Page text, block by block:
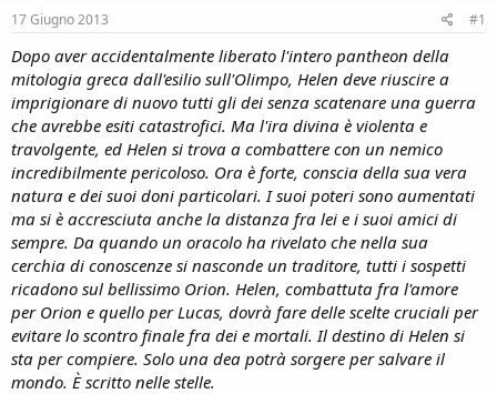
r
e
D
i
s
c
u
s
s
i
n
e
i
n
i
i
o
17 Giugno 2013 #1
Dopo aver accidentalmente liberato l'intero pantheon della
mitologia greca dall'esilio sull'Olimpo, Helen deve riuscire a
imprigionare di nuovo tutti gli dei senza scatenare una guerra
che avrebbe esiti catastrofici. Ma l'ira divina è violenta e
travolgente, ed Helen si trova a combattere con un nemico
incredibilmente pericoloso. Ora è forte, conscia della sua vera
natura e dei suoi doni particolari. I suoi poteri sono aumentati
ma si è accresciuta anche la distanza fra lei e i suoi amici di
sempre. Da quando un oracolo ha rivelato che nella sua
cerchia di conoscenze si nasconde un traditore, tutti i sospetti
ricadono sul bellissimo Orion. Helen, combattuta fra l'amore
per Orion e quello per Lucas, dovrà fare delle scelte cruciali per
evitare lo scontro finale fra dei e mortali. Il destino di Helen si
sta per compiere. Solo una dea potrà sorgere per salvare il
mondo. È scritto nelle stelle.